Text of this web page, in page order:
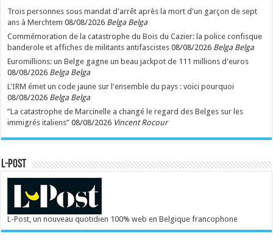
Trois personnes sous mandat d'arrêt après la mort d'un garçon de sept
ans à Merchtem 08/08/2026 Belga Belga
Commémoration de la catastrophe du Bois du Cazier: la police confisque
banderole et affiches de militants antifascistes 08/08/2026 Belga Belga
Euromillions: un Belge gagne un beau jackpot de 111 millions d'euros
08/08/2026 Belga Belga
L'IRM émet un code jaune sur l'ensemble du pays : voici pourquoi
08/08/2026 Belga Belga
”La catastrophe de Marcinelle a changé le regard des Belges sur les
immigrés italiens” 08/08/2026 Vincent Rocour
L-POST
L-Post, un nouveau quotidien 100% web en Belgique francophone